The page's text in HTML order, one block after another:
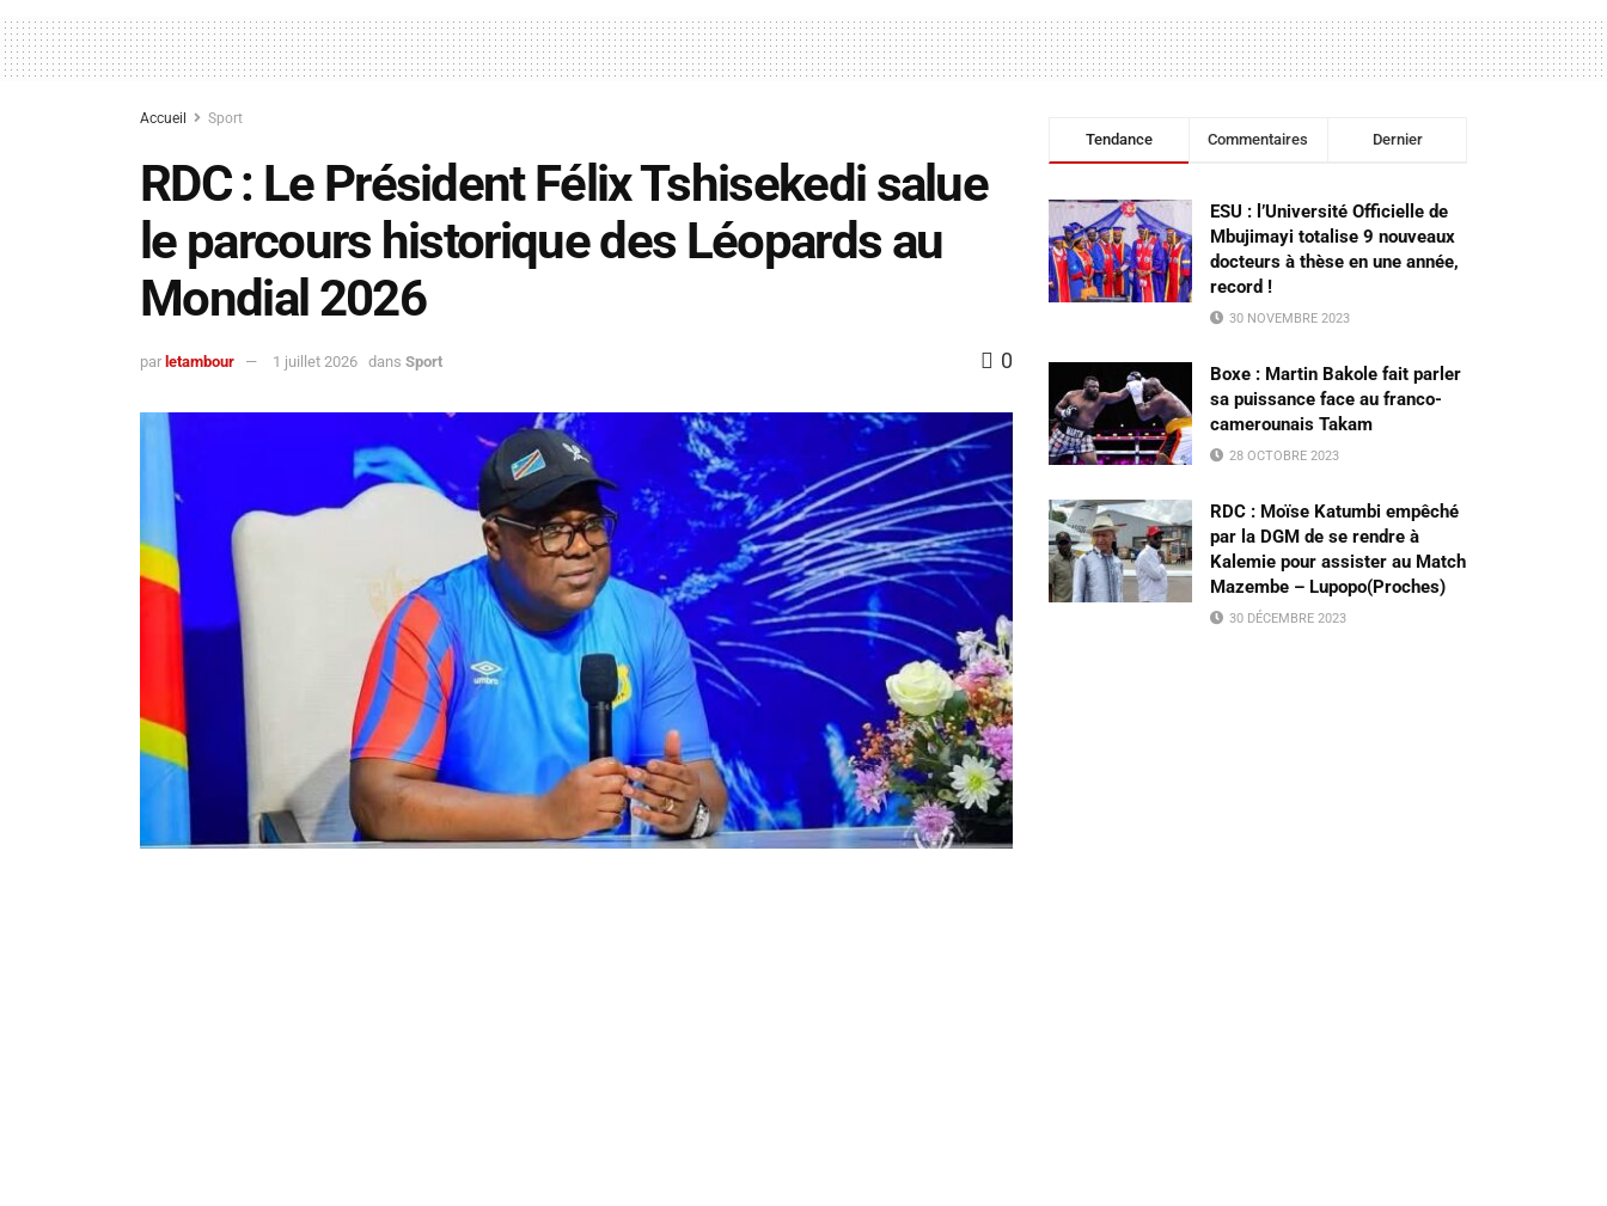
Accueil Sport
RDC : Le Président Félix Tshisekedi salue
le parcours historique des Léopards au
Mondial 2026
par letambour 1 juillet 2026 dans Sport 0
Tendance Commentaires Dernier
ESU : l’Université Officielle de
Mbujimayi totalise 9 nouveaux
docteurs à thèse en une année,
record !
30 NOVEMBRE 2023
Boxe : Martin Bakole fait parler
sa puissance face au franco-
camerounais Takam
28 OCTOBRE 2023
RDC : Moïse Katumbi empêché
par la DGM de se rendre à
Kalemie pour assister au Match
Mazembe – Lupopo(Proches)
30 DÉCEMBRE 2023